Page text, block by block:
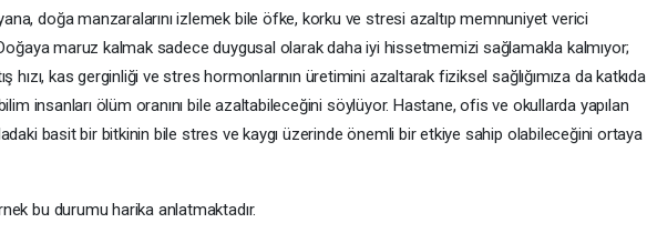
doğa manzaralarını izlemek bile öfke, korku ve stresi azaltıp memnuniyet verici
Doğaya maruz kalmak sadece duygusal olarak daha iyi hissetmemizi sağlamakla kalmıyor;
hızı, kas gerginliği ve stres hormonlarının üretimini azaltarak fiziksel sağlığımıza da katkıda
insanları ölüm oranını bile azaltabileceğini söylüyor. Hastane, ofis ve okullarda yapılan
basit bir bitkinin bile stres ve kaygı üzerinde önemli bir etkiye sahip olabileceğini ortaya
bu durumu harika anlatmaktadır.